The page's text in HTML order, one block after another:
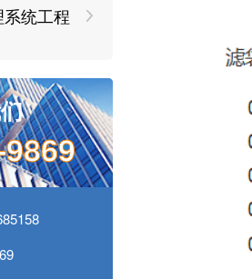
统工程